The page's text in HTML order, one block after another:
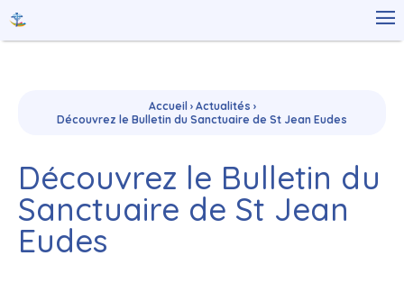
contenu.
Aller
personnels

Accueil › Actualités ›
Découvrez le Bulletin du Sanctuaire de St Jean Eudes
Découvrez le Bulletin du
Sanctuaire de St Jean
Eudes